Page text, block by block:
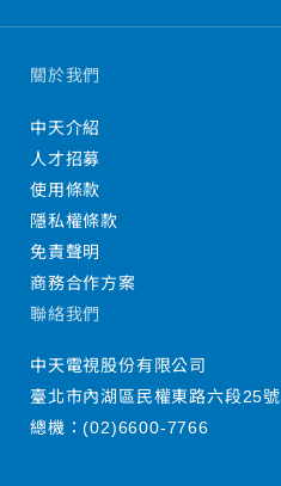
關於我們
中天介紹
人才招募
使用條款
隱私權條款
免責聲明
商務合作方案
聯絡我們
中天電視股份有限公司
臺北市內湖區民權東路六段25號
總機：(02)6600-7766